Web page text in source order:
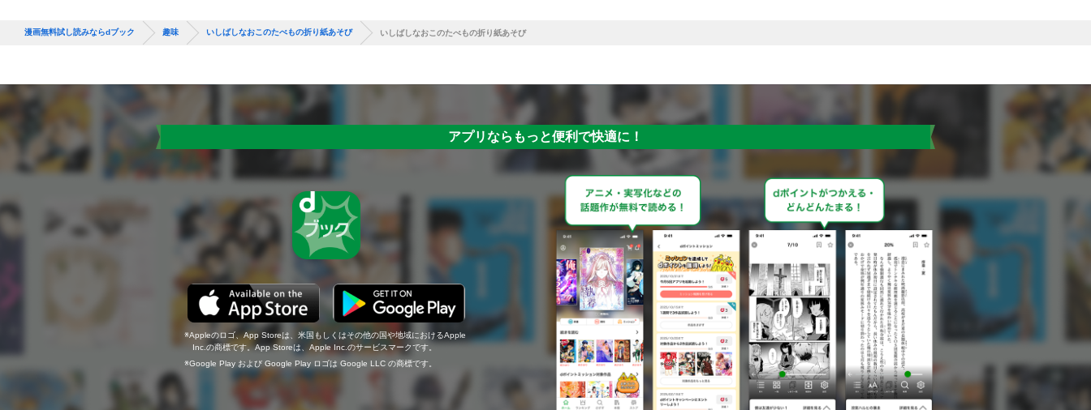
漫画無料試し読みならdブック 趣味 いしばしなおこのたべもの折り紙あそび いしばしなおこのたべもの折り紙あそび
アプリならもっと便利で快適に！
Appleのロゴ、App Storeは、米国もしくはその他の国や地域におけるApple
Inc.の商標です。App Storeは、Apple Inc.のサービスマークです。
Google Play および Google Play ロゴは Google LLC の商標です。